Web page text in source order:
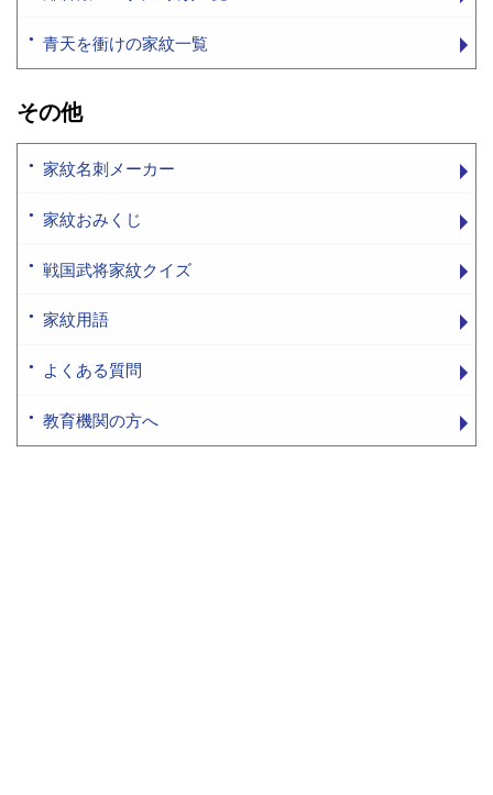
青天を衝けの家紋一覧
その他
家紋名刺メーカー
家紋おみくじ
戦国武将家紋クイズ
家紋用語
よくある質問
教育機関の方へ